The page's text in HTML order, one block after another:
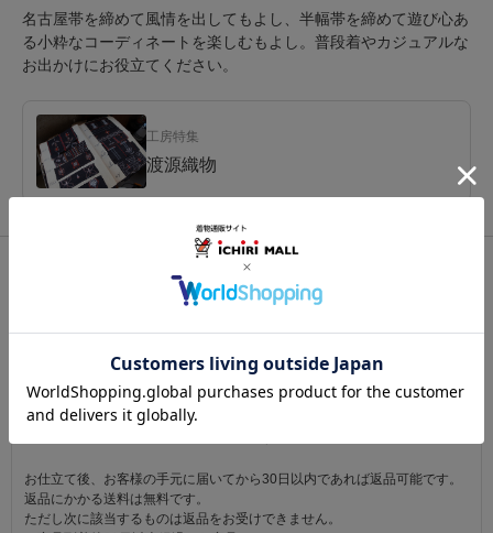
名古屋帯を締めて風情を出してもよし、半幅帯を締めて遊び心あ
る小粋なコーディネートを楽しむもよし。普段着やカジュアルな
お出かけにお役立てください。
工房特集
渡源織物
紬（つむぎ）
この商品を見た人は
こちらの商品も見ています
お仕立て後、お客様の手元に届いてから30日以内であれば返品可能です。
返品にかかる送料は無料です。
ただし次に該当するものは返品をお受けできません。